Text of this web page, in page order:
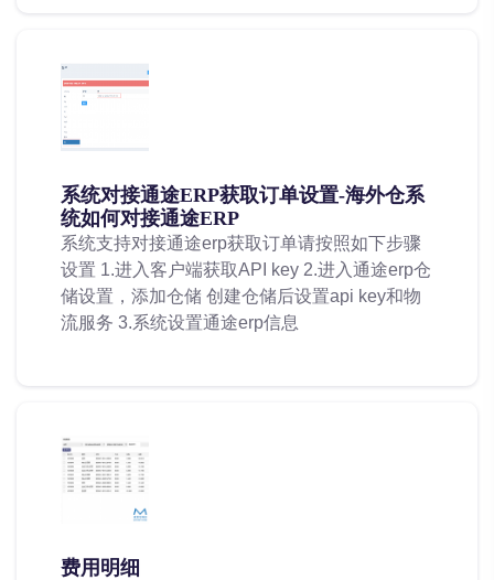
系统对接通途ERP获取订单设置-海外仓系
统如何对接通途ERP
系统支持对接通途erp获取订单请按照如下步骤
设置 1.进入客户端获取API key 2.进入通途erp仓
储设置，添加仓储 创建仓储后设置api key和物
流服务 3.系统设置通途erp信息
费用明细